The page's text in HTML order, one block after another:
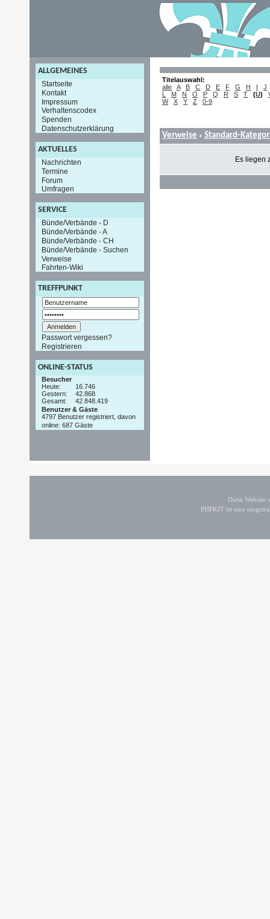
ALLGEMEINES
Startseite
Kontakt
Impressum
Verhaltenscodex
Spenden
Datenschutzerklärung
AKTUELLES
Nachrichten
Termine
Forum
Umfragen
SERVICE
Bünde/Verbände - D
Bünde/Verbände - A
Bünde/Verbände - CH
Bünde/Verbände - Suchen
Verweise
Fahrten-Wiki
TREFFPUNKT
Passwort vergessen?
Registrieren
ONLINE-STATUS
Besucher
Heute:
16.746
Gestern:
42.868
Gesamt:
42.848.419
Benutzer & Gäste
4797 Benutzer registriert, davon
online: 687 Gäste
Titelauswahl:
alle
A B C D E F G H I
J
L
M N O P Q R S T (U)
W
X Y Z 0-9
Verweise » Standard-
Es liegen
Diese
PHPKIT ist eine